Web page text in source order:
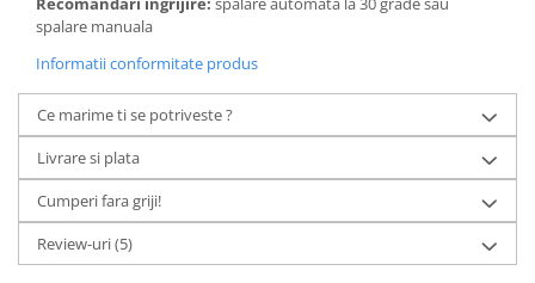
spalare manuala
Informatii conformitate produs
Ce marime ti se potriveste ?
Livrare si plata
Cumperi fara griji!
Review-uri(5)